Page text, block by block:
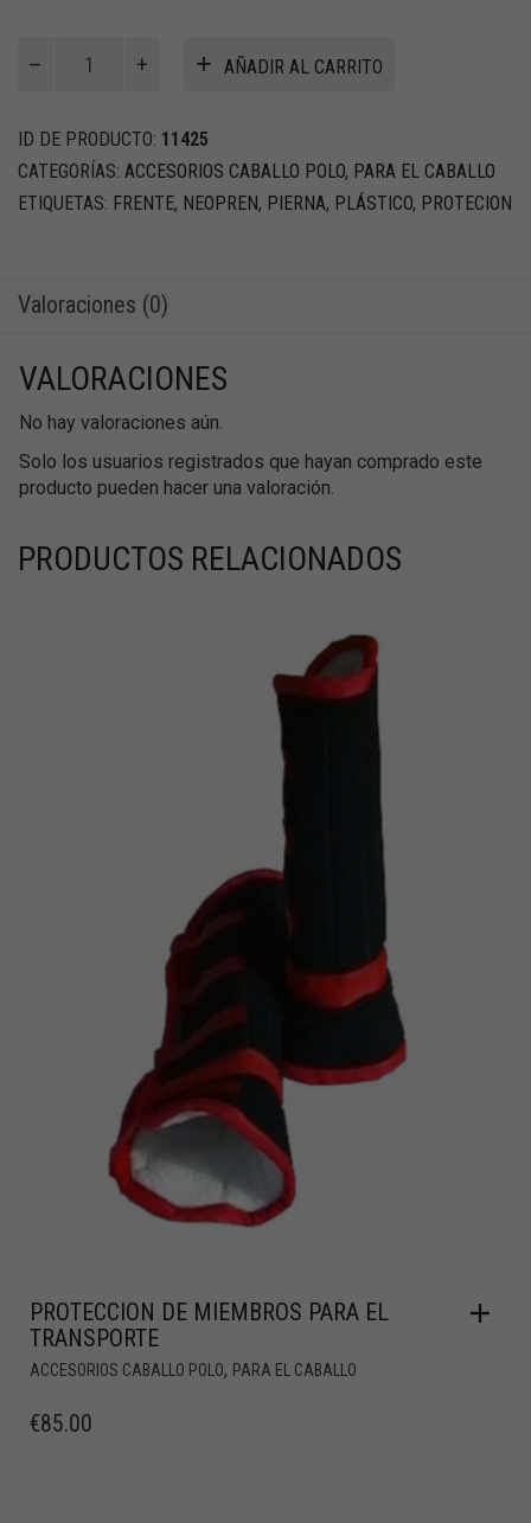
posteriores
en
neoprene
(x2)
AÑADIR AL CARRITO
ID DE PRODUCTO: 11425
CATEGORÍAS: ACCESORIOS CABALLO POLO, PARA EL CABALLO
ETIQUETAS: FRENTE, NEOPREN, PIERNA, PLÁSTICO, PROTECION
Valoraciones (0)
VALORACIONES
No hay valoraciones aún.
Solo los usuarios registrados que hayan comprado este
producto pueden hacer una valoración.
PRODUCTOS RELACIONADOS
PROTECCION DE MIEMBROS PARA EL
TRANSPORTE
ACCESORIOS CABALLO POLO, PARA EL CABALLO
€85.00